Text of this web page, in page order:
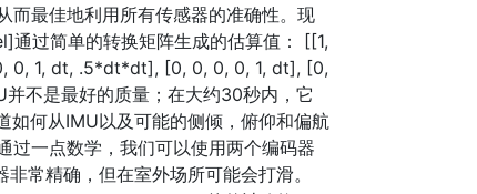
而最佳地利用所有传感器的准确性。现
过简单的转换矩阵生成的估算值： [[1,
0, 1, dt, .5*dt*dt], [0, 0, 0, 0, 1, dt], [0,
不是最好的质量；在大约30秒内，它
何从IMU以及可能的侧倾，俯仰和偏航
过一点数学，我们可以使用两个编码器
常精确，但在室外场所可能会打滑。